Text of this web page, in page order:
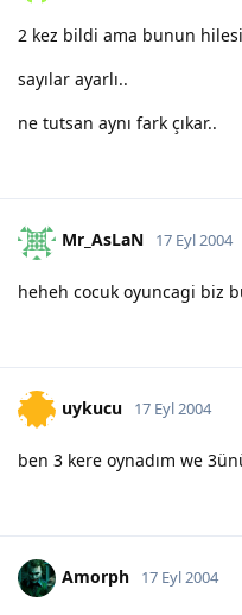
2 kez bildi ama bunun
sayılar ayarlı..
ne tutsan aynı fark çıkar..
Mr_AsLaN 17 Eyl 2004
heheh cocuk oyuncagi biz
uykucu 17 Eyl 2004
ben 3 kere oynadım we
Amorph 17 Eyl 2004